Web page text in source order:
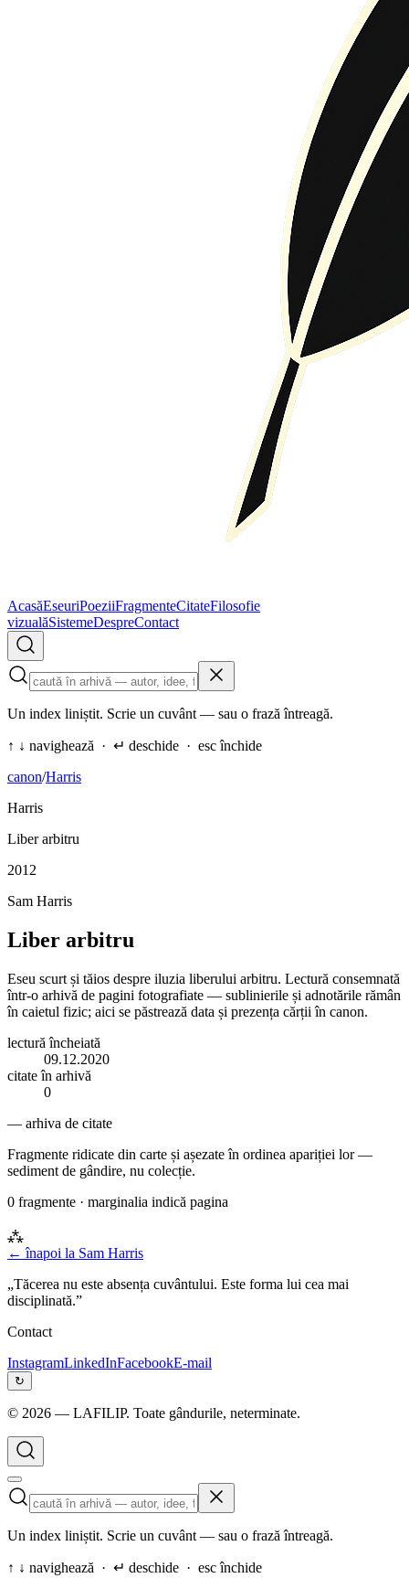
AcasăEseuriPoeziiFragmenteCitateFilosofie
vizualăSistemeDespreContact
Un index liniștit. Scrie un cuvânt — sau o frază întreagă.
↑ ↓ navighează · ↵ deschide · esc închide
canon/Harris
Harris
Liber arbitru
2012
Sam Harris
Liber arbitru
Eseu scurt și tăios despre iluzia liberului arbitru. Lectură consemnată
într-o arhivă de pagini fotografiate — sublinierile și adnotările rămân
în caietul fizic; aici se păstrează data și prezența cărții în canon.
lectură încheiată
09.12.2020
citate în arhivă
0
— arhiva de citate
Fragmente ridicate din carte și așezate în ordinea apariției lor —
sediment de gândire, nu colecție.
0 fragmente · marginalia indică pagina
⁂
← înapoi la Sam Harris
„Tăcerea nu este absența cuvântului. Este forma lui cea mai
disciplinată.”
Contact
InstagramLinkedInFacebookE-mail
↻
© 2026 — LAFILIP. Toate gândurile, neterminate.
Un index liniștit. Scrie un cuvânt — sau o frază întreagă.
↑ ↓ navighează · ↵ deschide · esc închide